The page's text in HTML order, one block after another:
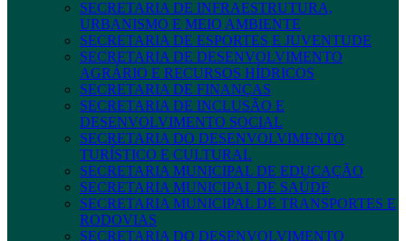
SECRETARIA DE INFRAESTRUTURA,
URBANISMO E MEIO AMBIENTE
SECRETARIA DE ESPORTES E JUVENTUDE
SECRETARIA DE DESENVOLVIMENTO
AGRÁRIO E RECURSOS HÍDRICOS
SECRETARIA DE FINANÇAS
SECRETARIA DE INCLUSÃO E
DESENVOLVIMENTO SOCIAL
SECRETARIA DO DESENVOLVIMENTO
TURÍSTICO E CULTURAL
SECRETARIA MUNICIPAL DE EDUCAÇÃO
SECRETARIA MUNICIPAL DE SAÚDE
SECRETARIA MUNICIPAL DE TRANSPORTES E
RODOVIAS
SECRETARIA DO DESENVOLVIMENTO